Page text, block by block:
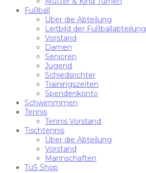
Fußball
Über die Abteilung
Leitbild der Fußballabteilung
Vorstand
Damen
Senioren
Jugend
Schiedsrichter
Trainingszeiten
Spendenkonto
Schwimmmen
Tennis
Tennis Vorstand
Tischtennis
Über die Abteilung
Vorstand
Mannschaften
TuS Shop